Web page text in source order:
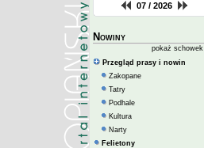
07 / 2026
Nowiny
pokaż schowek
Przegląd prasy i nowin
Zakopane
Tatry
Podhale
Kultura
Narty
Felietony